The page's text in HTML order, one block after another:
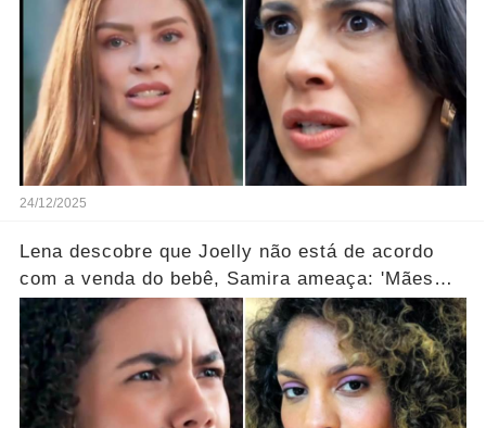
24/12/2025
Lena descobre que Joelly não está de acordo
com a venda do bebê, Samira ameaça: 'Mães
que desistem desaparecem!' ... Ver mais